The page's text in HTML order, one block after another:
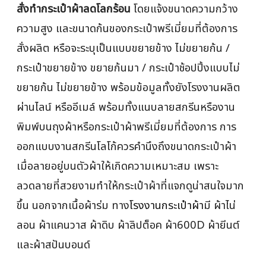
สั่งทำกระเป๋าผ้าลดโลกร้อน โดยแจ้งขนาดความกว้าง
ความสูง และขนาดก้นของกระเป๋าพรีเมี่ยมที่ต้องการ
สั่งผลิต หรือจะระบุเป็นแบบขยายข้าง ไม่ขยายก้น /
กระเป๋าขยายข้าง ขยายก้นมา / กระเป๋าช้อปปิ้งแบบไม่
ขยายก้น ไม่ขยายข้าง พร้อมข้อมูลทั้งยังโรงงานผลิต
ผ่านไลน์ หรืออีเมล์ พร้อมทั้งแนบลายสกรีนหรืองาน
พิมพ์บนถุงผ้าหรือกระเป๋าผ้าพรีเมี่ยมที่ต้องการ การ
ออกแบบงานสกรีนโลโก้ควรคำนึงถึงขนาดกระเป๋าผ้า
เมื่อลายอยู่บนตัวผ้าให้เกิดความเหมาะสม เพราะ
ลวดลายที่สวยงามทำให้กระเป๋าผ้าที่แจกดูน่าสนใจมาก
ขึ้น นอกจากเนื้อผ้าร่ม ทางโรงงานกระเป๋าผ้ามี ผ้าไน่
ลอน ผ้าแคนวาส ผ้าดิบ ผ้าลิปต็อค ผ้า600D ผ้ายีนต์
และผ้าสปันบอนด์